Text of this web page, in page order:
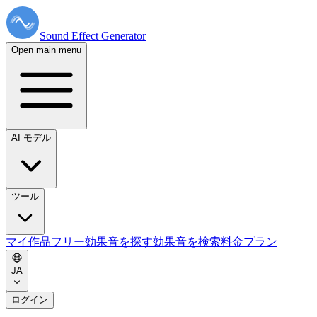
Sound Effect Generator
Open main menu
AI モデル
ツール
マイ作品フリー効果音を探す効果音を検索料金プラン
JA
ログイン